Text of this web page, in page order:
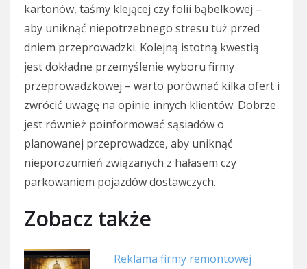
kartonów, taśmy klejącej czy folii bąbelkowej –
aby uniknąć niepotrzebnego stresu tuż przed
dniem przeprowadzki. Kolejną istotną kwestią
jest dokładne przemyślenie wyboru firmy
przeprowadzkowej – warto porównać kilka ofert i
zwrócić uwagę na opinie innych klientów. Dobrze
jest również poinformować sąsiadów o
planowanej przeprowadzce, aby uniknąć
nieporozumień związanych z hałasem czy
parkowaniem pojazdów dostawczych.
Zobacz także
Reklama firmy remontowej